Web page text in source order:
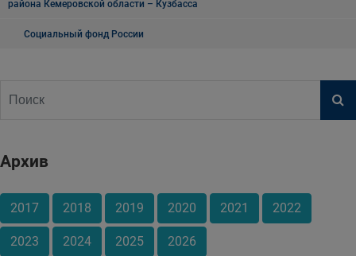
района Кемеровской области – Кузбасса
Социальный фонд России
Архив
2017 2018 2019 2020 2021 2022
2023 2024 2025 2026